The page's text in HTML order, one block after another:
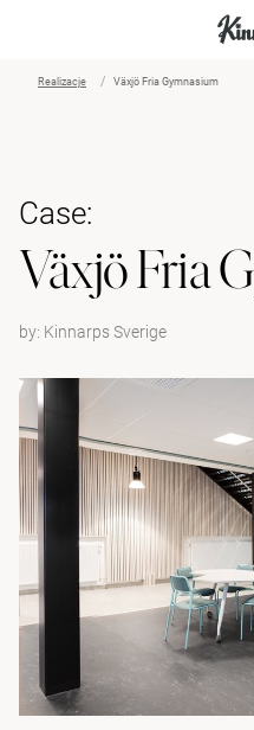
Realizacje Växjö Fria Gymnasium
Case:
Växjö Fria
by: Kinnarps Sverige